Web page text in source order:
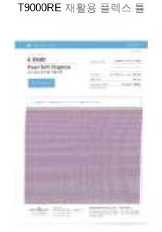
T9000RE 재활용 플렉스 튤